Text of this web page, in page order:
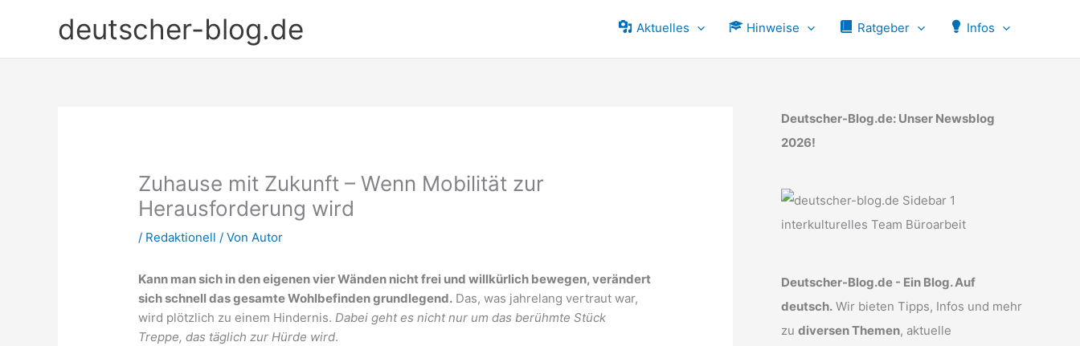
deutscher-blog.de Aktuelles Hinweise Ratgeber Infos
Zuhause mit Zukunft – Wenn Mobilität zur
Herausforderung wird
/ Redaktionell / VonAutor
Kann man sich in den eigenen vier Wänden nicht frei und willkürlich bewegen, verändert
sich schnell das gesamte Wohlbefinden grundlegend. Das, was jahrelang vertraut war,
wird plötzlich zu einem Hindernis.Dabei geht es nicht nur um das berühmte Stück
Treppe, das täglich zur Hürde wird.
Deutscher-Blog.de: Unser Newsblog
2026!
Deutscher-Blog.de - Ein Blog. Auf
deutsch. Wir bieten Tipps, Infos und mehr
zu diversen Themen, aktuelle